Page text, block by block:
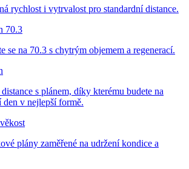
rychlost i vytrvalost pro standardní distance.
70.3
se na 70.3 s chytrým objemem a regenerací.
s plánem, díky kterému budete na
den v nejlepší formě.
plány zaměřené na udržení kondice a